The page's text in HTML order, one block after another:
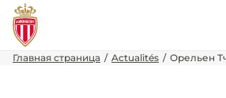
Главная страница Actualités Орельен